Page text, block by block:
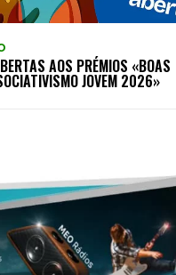
AOS PRÉMIOS «BOAS
JOVEM 2026»